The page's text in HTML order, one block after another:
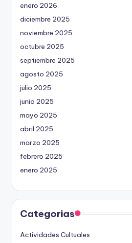
enero 2026
diciembre 2025
noviembre 2025
octubre 2025
septiembre 2025
agosto 2025
julio 2025
junio 2025
mayo 2025
abril 2025
marzo 2025
febrero 2025
enero 2025
Categorias
Actividades Cultuales